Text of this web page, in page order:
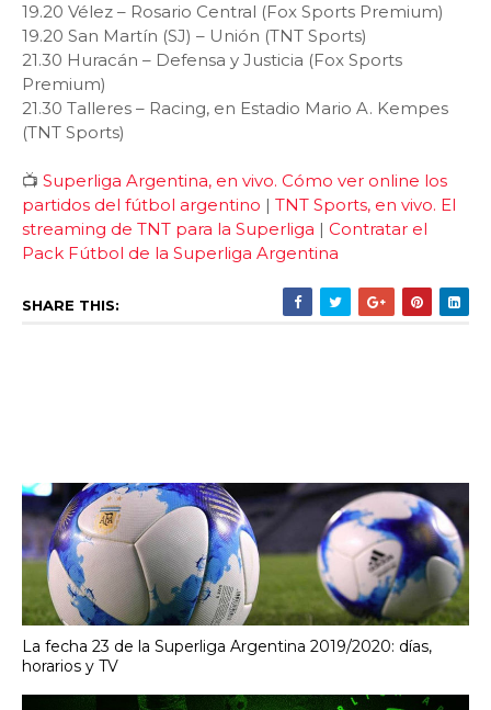
19.20 Vélez – Rosario Central (Fox Sports Premium)
19.20 San Martín (SJ) – Unión (TNT Sports)
21.30 Huracán – Defensa y Justicia (Fox Sports
Premium)
21.30 Talleres – Racing, en Estadio Mario A. Kempes
(TNT Sports)
📺 Superliga Argentina, en vivo. Cómo ver online los
partidos del fútbol argentino | TNT Sports, en vivo. El
streaming de TNT para la Superliga | Contratar el
Pack Fútbol de la Superliga Argentina
SHARE THIS:
La fecha 23 de la Superliga Argentina 2019/2020: días,
horarios y TV